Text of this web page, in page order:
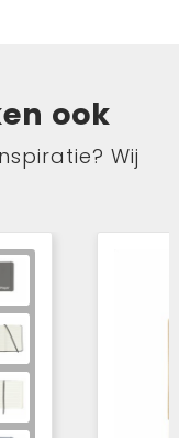
ook
Wij